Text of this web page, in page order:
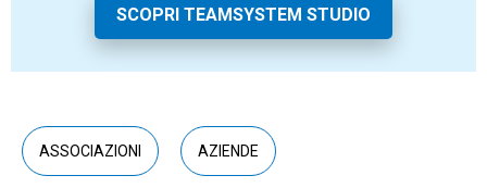
SCOPRI TEAMSYSTEM STUDIO
ASSOCIAZIONI AZIENDE